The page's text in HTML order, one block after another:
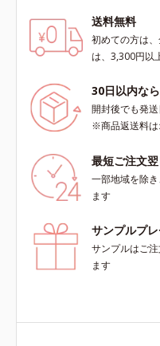
角質をからめとる洗浄成分、ベン
ナイト配合＝洗浄成分
送料無料
初めての方は
は、3,300円以
30日以内な
開封後でも発
※商品返送料は
最短ご注文
一部地域を除
ます
サンプルプ
サンプルはご
ます